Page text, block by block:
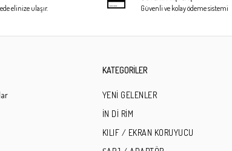
elinize ulaşır. Güvenli ve kolay ödeme sistemi
KATEGORİLER
YENİ GELENLER
İN Dİ RİM
KILIF / EKRAN KORUYUCU